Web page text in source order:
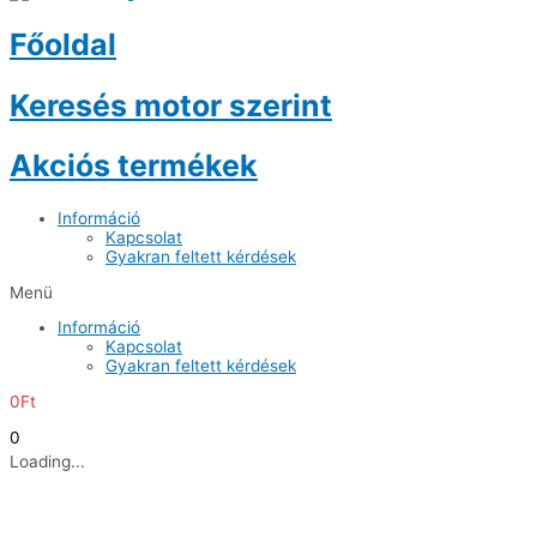
Főoldal
Keresés motor szerint
Akciós termékek
Információ
Kapcsolat
Gyakran feltett kérdések
Menü
Információ
Kapcsolat
Gyakran feltett kérdések
0Ft
0
Loading...